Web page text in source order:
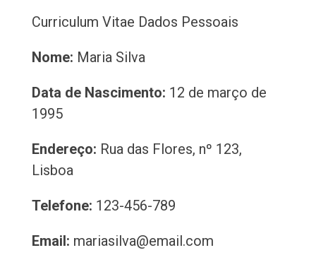
Curriculum Vitae Dados Pessoais
Nome: Maria Silva
Data de Nascimento: 12 de março de
1995
Endereço: Rua das Flores, nº 123,
Lisboa
Telefone: 123-456-789
Email: mariasilva@email.com